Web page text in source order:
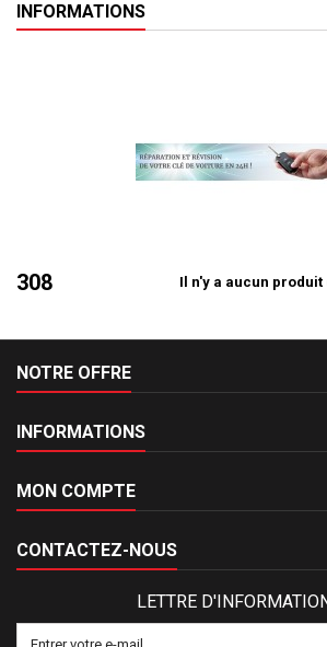
INFORMATIONS
308 Il n'y a aucun
NOTRE OFFRE
INFORMATIONS
MON COMPTE
CONTACTEZ-NOUS
LETTRE